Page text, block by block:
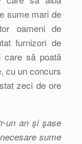
sume mari de
oameni de
furnizori de
care să poată
cu un concurs
zeci de ore
un an şi şase
sume